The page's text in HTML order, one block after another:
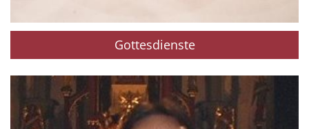
Gottesdienste